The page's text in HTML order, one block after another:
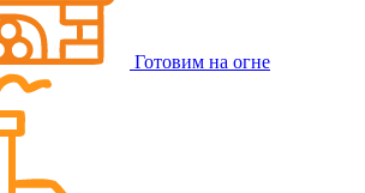
Готовим на огне